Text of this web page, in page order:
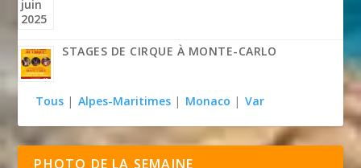
STAGES DE CIRQUE À MONTE-CARLO
Tous | Alpes-Maritimes | Monaco | Var
PHOTO DE LA SEMAINE